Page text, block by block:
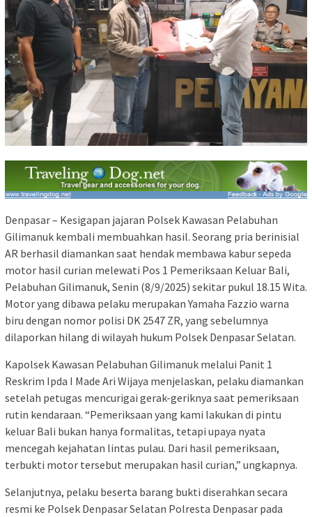
Denpasar – Kesigapan jajaran Polsek Kawasan Pelabuhan
Gilimanuk kembali membuahkan hasil. Seorang pria berinisial
AR berhasil diamankan saat hendak membawa kabur sepeda
motor hasil curian melewati Pos 1 Pemeriksaan Keluar Bali,
Pelabuhan Gilimanuk, Senin (8/9/2025) sekitar pukul 18.15 Wita.
Motor yang dibawa pelaku merupakan Yamaha Fazzio warna
biru dengan nomor polisi DK 2547 ZR, yang sebelumnya
dilaporkan hilang di wilayah hukum Polsek Denpasar Selatan.
Kapolsek Kawasan Pelabuhan Gilimanuk melalui Panit 1
Reskrim Ipda I Made Ari Wijaya menjelaskan, pelaku diamankan
setelah petugas mencurigai gerak-geriknya saat pemeriksaan
rutin kendaraan. “Pemeriksaan yang kami lakukan di pintu
keluar Bali bukan hanya formalitas, tetapi upaya nyata
mencegah kejahatan lintas pulau. Dari hasil pemeriksaan,
terbukti motor tersebut merupakan hasil curian,” ungkapnya.
Selanjutnya, pelaku beserta barang bukti diserahkan secara
resmi ke Polsek Denpasar Selatan Polresta Denpasar pada